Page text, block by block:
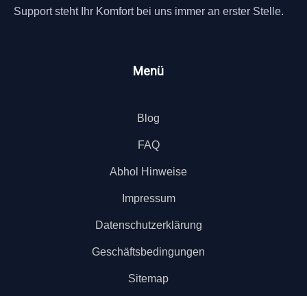
Support steht Ihr Komfort bei uns immer an erster Stelle.
Menü
Blog
FAQ
Abhol Hinweise
Impressum
Datenschutzerklärung
Geschäftsbedingungen
Sitemap